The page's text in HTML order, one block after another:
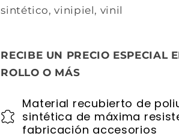
sintético, vinipiel, vinil
RECIBE UN PRECIO ESPECIAL
ROLLO O MÁS
Material recubierto de
sintética de máxima
fabricación accesorios